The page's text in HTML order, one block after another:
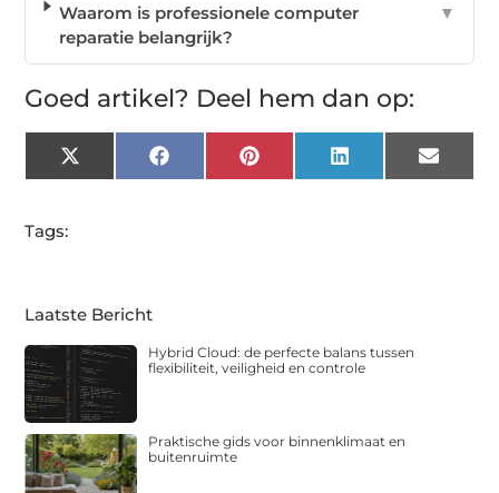
Waarom is professionele computer
reparatie belangrijk?
▼
Goed artikel? Deel hem dan op:
X
(Twitter)
FacebookPinterest LinkedIn Email
Tags:
Laatste Bericht
Hybrid Cloud: de perfecte balans tussen
flexibiliteit, veiligheid en controle
Praktische gids voor binnenklimaat en
buitenruimte